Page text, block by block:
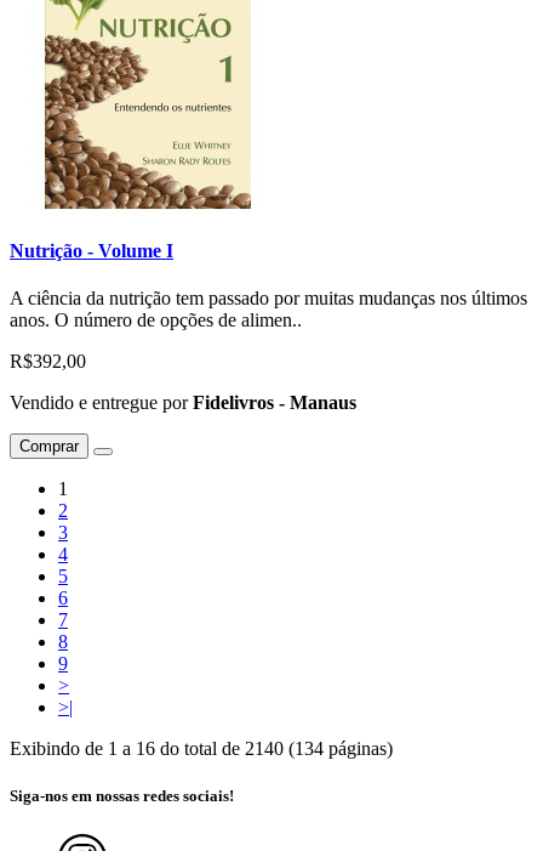
Nutrição - Volume I
A ciência da nutrição tem passado por muitas mudanças nos últimos
anos. O número de opções de alimen..
R$392,00
Vendido e entregue porFidelivros - Manaus
Comprar
1
2
3
4
5
6
7
8
9
>
>|
Exibindo de 1 a 16 do total de 2140 (134 páginas)
Siga-nos em nossas redes sociais!